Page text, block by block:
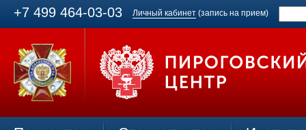
+7 499 464-03-03 Личный кабинет (запись на прием)